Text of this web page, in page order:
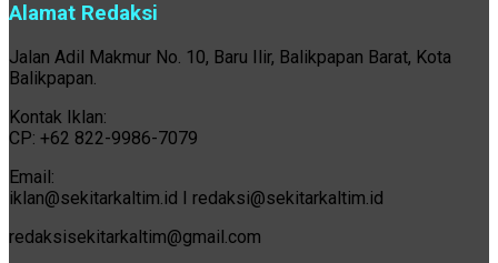
Alamat Redaksi
Jalan Adil Makmur No. 10, Baru Ilir, Balikpapan Barat, Kota
Balikpapan.
Kontak Iklan:
CP: +62 822-9986-7079
Email:
iklan@sekitarkaltim.id I redaksi@sekitarkaltim.id
redaksisekitarkaltim@gmail.com